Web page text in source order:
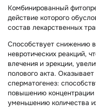
Комбинированный
действие которого
состав лекарственных
Способствует снижению
невротических реакций,
влечения и эрекции,
полового акта.
сперматогенез:
повышению
уменьшению количества